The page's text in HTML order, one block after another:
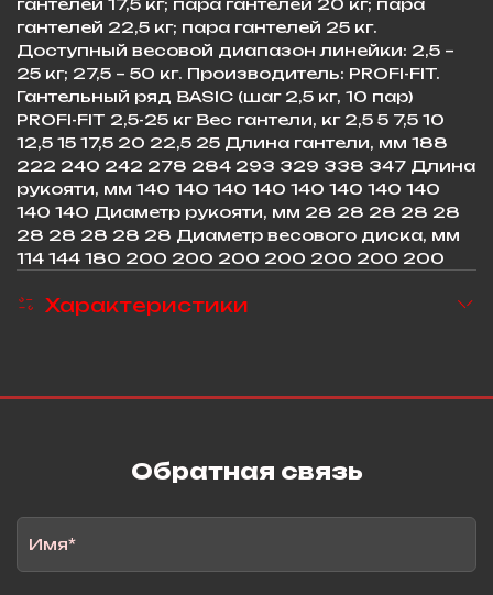
гантелей 22,5 кг; пара гантелей 25 кг.
Доступный весовой диапазон линейки: 2,5 –
25 кг; 27,5 – 50 кг. Производитель: PROFI-FIT.
Гантельный ряд BASIC (шаг 2,5 кг, 10 пар)
PROFI-FIT 2,5-25 кг Вес гантели, кг 2,5 5 7,5 10
12,5 15 17,5 20 22,5 25 Длина гантели, мм 188
222 240 242 278 284 293 329 338 347 Длина
рукояти, мм 140 140 140 140 140 140 140 140
140 140 Диаметр рукояти, мм 28 28 28 28 28
28 28 28 28 28 Диаметр весового диска, мм
114 144 180 200 200 200 200 200 200 200
Характеристики
Обратная связь